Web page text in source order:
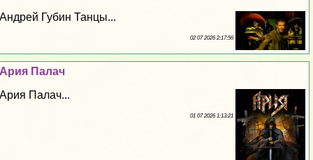
Андрей Губин Танцы...
02 07 2026 2:17:56
Ария Палач
Ария Палач...
01 07 2026 1:13:21